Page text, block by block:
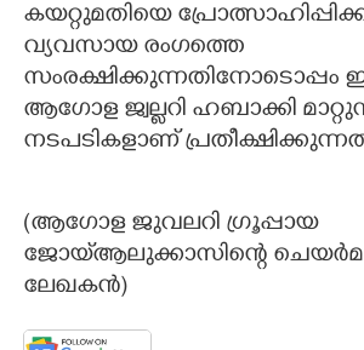
കയറ്റുമതിയെ
വ്യവസായ രംഗത്തെ
സംരക്ഷിക്കുന്നതിനോടൊപ്പം
ആഗോള ജ്വല്ലറി ഹബാക്കി
നടപടികളാണ്
(ആഗോള ജുവലറി ഗ്രൂപ്പായ
ജോയ്ആലുക്കാസിന്റെ
ലേഖകൻ)